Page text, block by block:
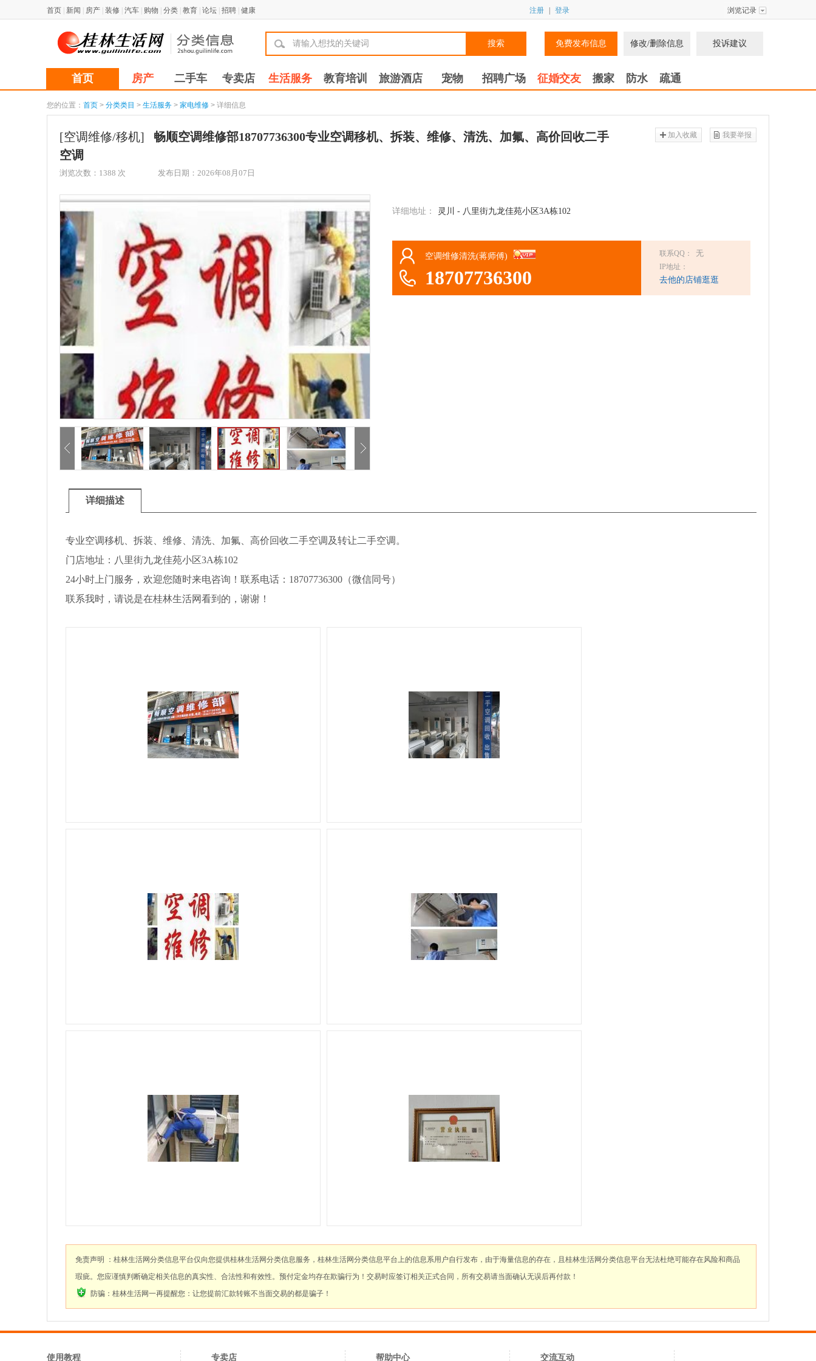
浏览记录
注册 登录
首页 新闻 房产 装修 汽车 购物 分类 教育 论坛 招聘 健康
搜索 免费发布信息 修改/删除信息 投诉建议
首页 房产 二手车 专卖店 生活服务 教育培训 旅游酒店 宠物 招聘广场 征婚交友 搬家 防水 疏通
您的位置： 首页 > 分类类目 > 生活服务 > 家电维修 > 详细信息
[空调维修/移机]
畅顺空调维修部18707736300专业空调移机、拆装、维修、清洗、加氟、高价回收二手
空调
加入收藏 我要举报
浏览次数： 1388 次 发布日期：2026年08月07日
详细地址： 灵川 - 八里街九龙佳苑小区3A栋102
空调维修清洗(蒋师傅)
18707736300
联系QQ： 无
IP地址：
去他的店铺逛逛
详细描述
专业空调移机、拆装、维修、清洗、加氟、高价回收二手空调及转让二手空调。
门店地址：八里街九龙佳苑小区3A栋102
24小时上门服务，欢迎您随时来电咨询！联系电话：18707736300（微信同号）
联系我时，请说是在桂林生活网看到的，谢谢！
免责声明 ：桂林生活网分类信息平台仅向您提供桂林生活网分类信息服务，桂林生活网分类信息平台上的信息系用户自行发布，由于海量信息的存在，且桂林生活网分类信息平台无法杜绝可能存在风险和商品
瑕疵。您应谨慎判断确定相关信息的真实性、合法性和有效性。预付定金均存在欺骗行为！交易时应签订相关正式合同，所有交易请当面确认无误后再付款！
防骗：桂林生活网一再提醒您：让您提前汇款转账不当面交易的都是骗子！
使用教程 专卖店 帮助中心 交流互动